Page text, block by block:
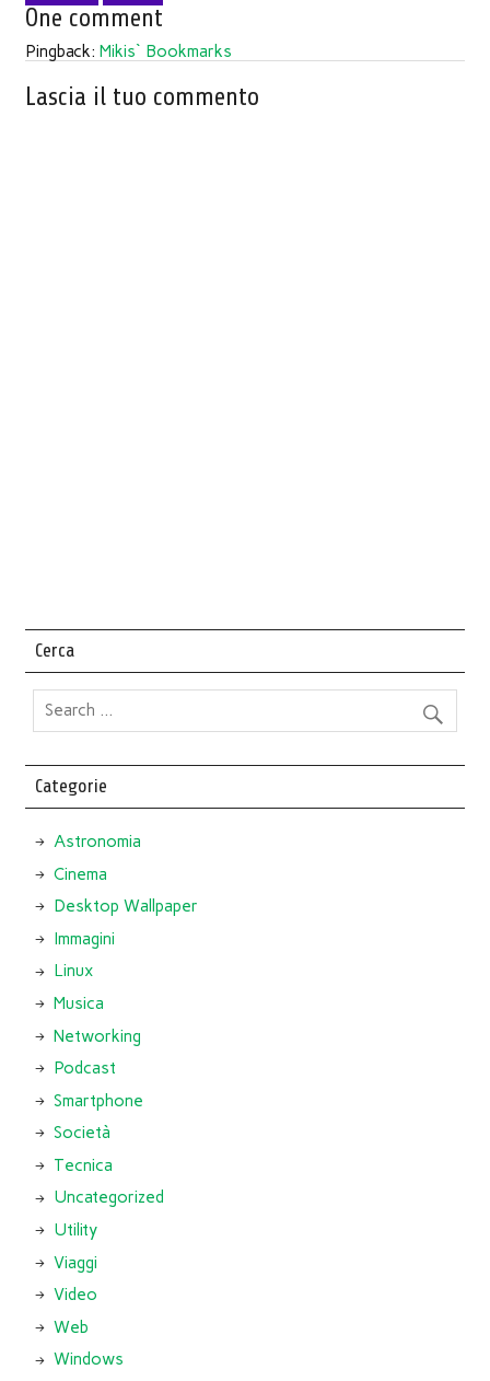
One comment
Pingback: Mikis` Bookmarks
Lascia il tuo commento
Cerca
Categorie
Astronomia
Cinema
Desktop Wallpaper
Immagini
Linux
Musica
Networking
Podcast
Smartphone
Società
Tecnica
Uncategorized
Utility
Viaggi
Video
Web
Windows